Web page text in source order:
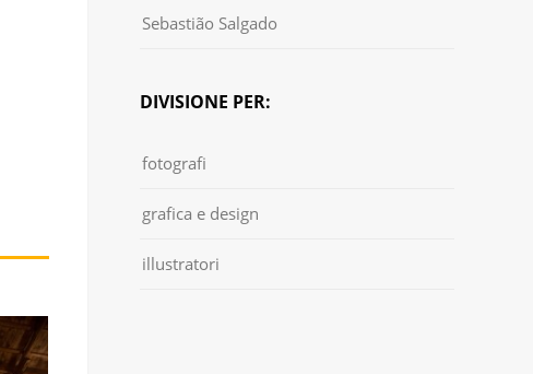
Sebastião Salgado
DIVISIONE PER:
fotografi
grafica e design
illustratori